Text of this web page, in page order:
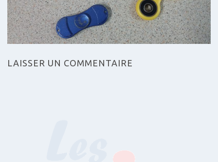
LAISSER UN COMMENTAIRE